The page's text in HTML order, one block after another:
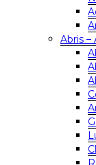
Abris